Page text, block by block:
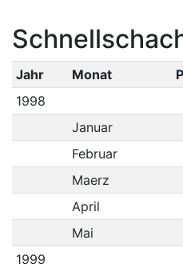
Jahr Monat
1998
Januar
Februar
Maerz
April
Mai
1999